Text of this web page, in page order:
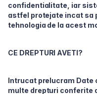
confidentialitate, iar
astfel protejate incat sa
tehnologia de la acest
CE DREPTURI AVETI?
Intrucat prelucram Date
multe drepturi conferite